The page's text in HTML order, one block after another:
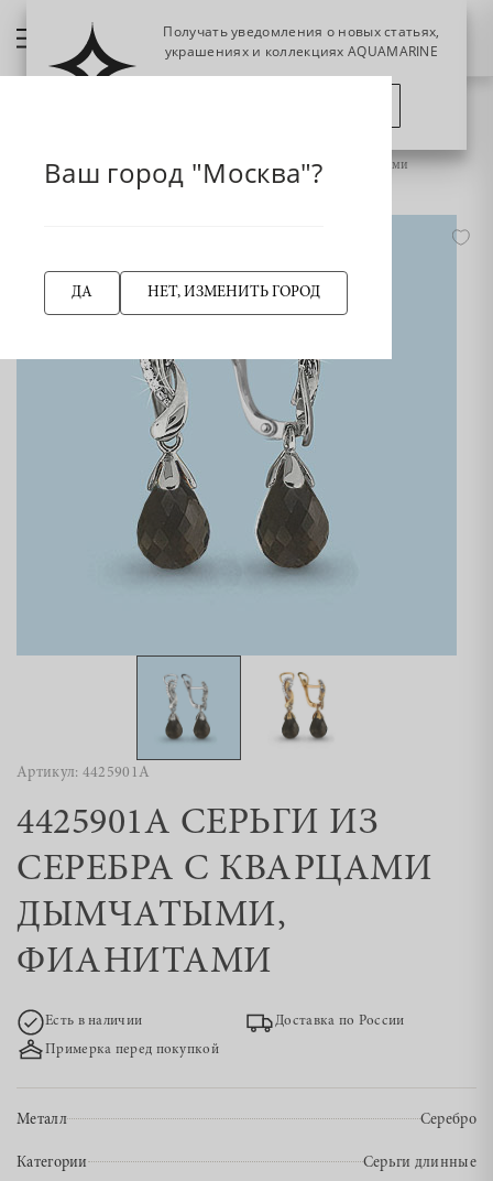
4425901А Серьги из Серебра с кварцами дымчатыми, фианитами
Артикул: 4425901А
4425901А СЕРЬГИ ИЗ
СЕРЕБРА С КВАРЦАМИ
ДЫМЧАТЫМИ,
ФИАНИТАМИ
Есть в наличии
Доставка по России
Примерка перед покупкой
Металл Серебро
Категории Серьги длинные
Ваш город "Москва"?
ДА НЕТ, ИЗМЕНИТЬ ГОРОД
Получать уведомления о новых статьях,
украшениях и коллекциях AQUAMARINE